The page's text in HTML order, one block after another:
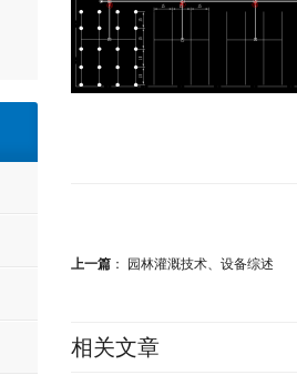
上一篇 ： 园林灌溉技术、设备综述
相关文章